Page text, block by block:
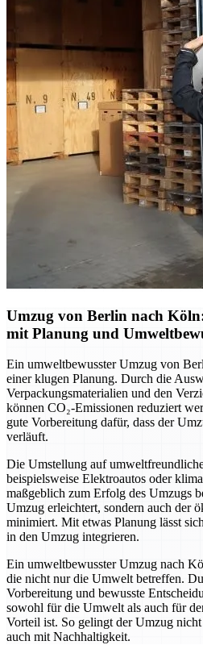
Umzug von Berlin nach
mit Planung und
Ein umweltbewusster Umzug von
einer klugen Planung. Durch die
Verpackungsmaterialien und den
können CO₂-Emissionen reduziert
gute Vorbereitung dafür, dass der
verläuft.
Die Umstellung auf
beispielsweise Elektroautos oder
maßgeblich zum Erfolg des Umzugs
Umzug erleichtert, sondern auch der
minimiert. Mit etwas Planung lässt
in den Umzug integrieren.
Ein umweltbewusster Umzug nach
die nicht nur die Umwelt betreffen.
Vorbereitung und bewusste
sowohl für die Umwelt als auch für
Vorteil ist. So gelingt der Umzug
auch mit Nachhaltigkeit.